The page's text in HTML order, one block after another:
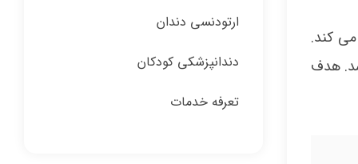
کند.
هدف
ارتودنسی دندان
دندانپزشکی کودکان
تعرفه خدمات